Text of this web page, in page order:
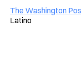
The Washington
Latino